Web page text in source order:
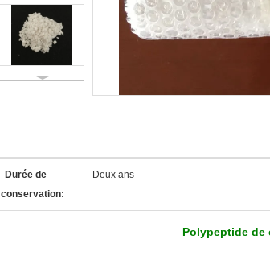
Durée de
conservation:
Deux ans
Polypeptide de